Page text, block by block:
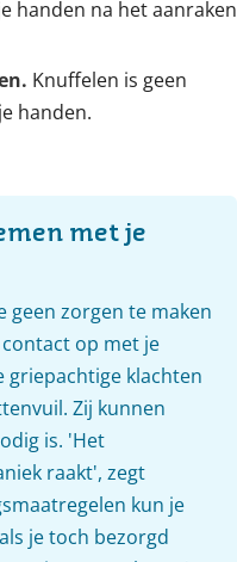
handen na het aanraken
Knuffelen is geen
handen.
met je
geen zorgen te maken
op met je
griepachtige klachten
Zij kunnen
is. 'Het
raakt', zegt
kun je
je toch bezorgd